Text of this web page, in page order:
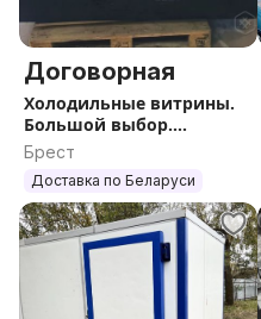
Договорная
Холодильные витрины.
Большой выбор.
Гарантия. Доставка.
Брест
Доставка по Беларуси